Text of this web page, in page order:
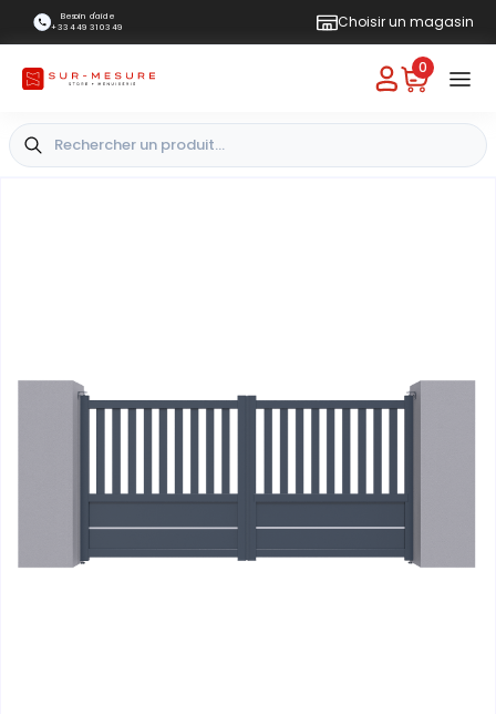
Besoin d'aide
+33 4 49 31 03 49
Choisir un magasin
0